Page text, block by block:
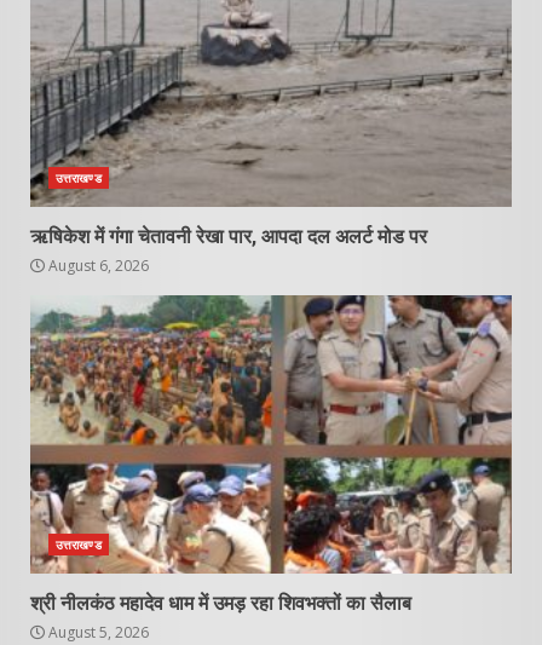
उत्तराखण्ड
ऋषिकेश में गंगा चेतावनी रेखा पार, आपदा दल अलर्ट मोड पर
August 6, 2026
उत्तराखण्ड
श्री नीलकंठ महादेव धाम में उमड़ रहा शिवभक्तों का सैलाब
August 5, 2026